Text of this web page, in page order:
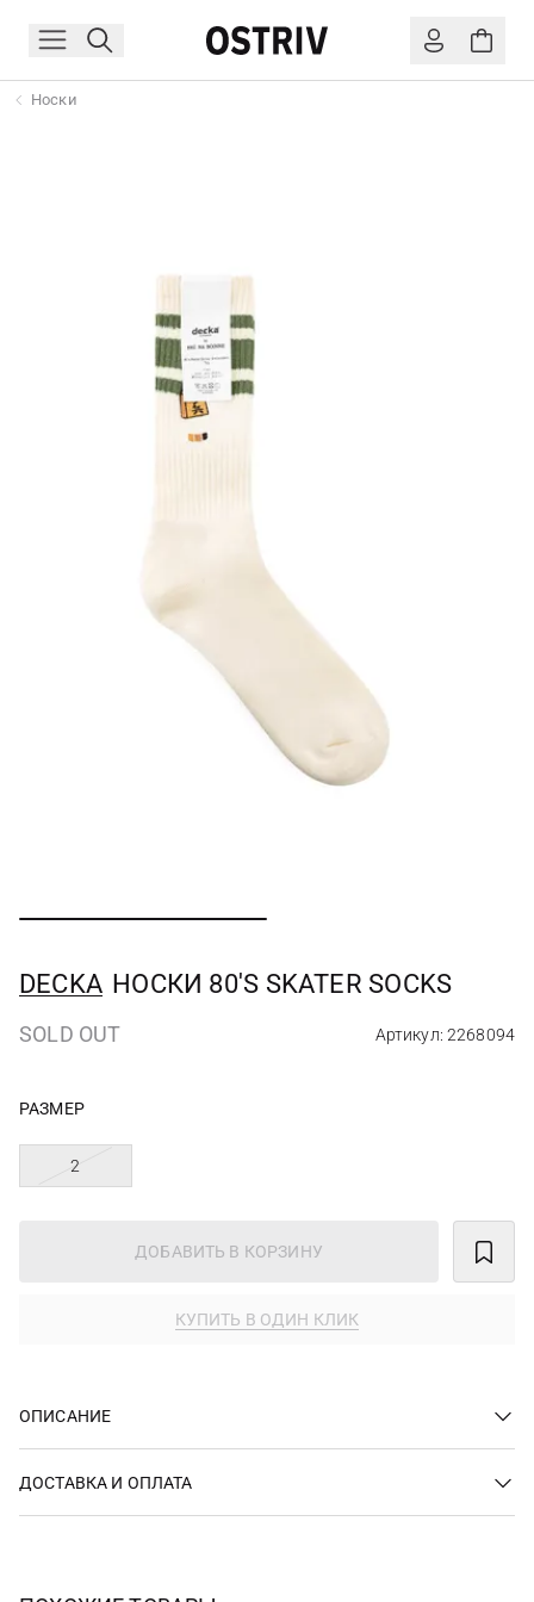
Носки
DECKA НОСКИ 80'S SKATER SOCKS
SOLD OUT Артикул: 2268094
РАЗМЕР
2
ДОБАВИТЬ В КОРЗИНУ
КУПИТЬ В ОДИН КЛИК
ОПИСАНИЕ
ДОСТАВКА И ОПЛАТА